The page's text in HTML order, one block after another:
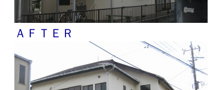
ＡＦＴＥＲ